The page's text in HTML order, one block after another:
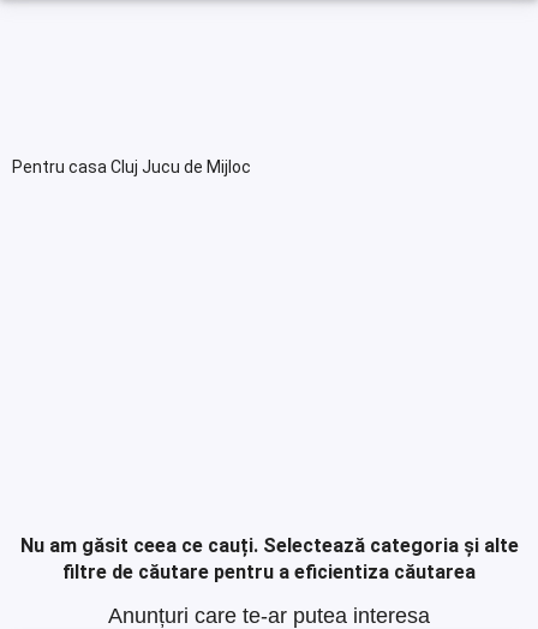
Pentru casa Cluj Jucu de Mijloc
Nu am găsit ceea ce cauți. Selectează categoria și alte
filtre de căutare pentru a eficientiza căutarea
Anunțuri care te-ar putea interesa